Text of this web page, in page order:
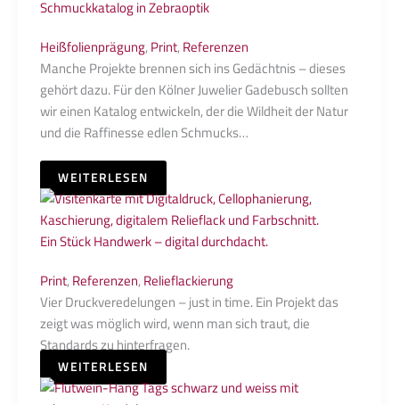
Schmuckkatalog in Zebraoptik
Heißfolienprägung,Print,Referenzen
Manche Projekte brennen sich ins Gedächtnis – dieses
gehört dazu. Für den Kölner Juwelier Gadebusch sollten
wir einen Katalog entwickeln, der die Wildheit der Natur
und die Raffinesse edlen Schmucks…
WEITERLESEN
Ein Stück Handwerk – digital durchdacht.
Print,Referenzen,Relieflackierung
Vier Druckveredelungen – just in time. Ein Projekt das
zeigt was möglich wird, wenn man sich traut, die
Standards zu hinterfragen.
WEITERLESEN